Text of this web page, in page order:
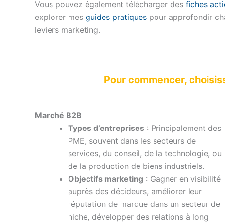
Vous pouvez également télécharger des fiches
explorer mes guides pratiques pour approfondir
leviers marketing.
Pour commencer,
Marché B2B
Types d’entreprises : Principalement des
PME, souvent dans les secteurs de
services, du conseil, de la technologie, ou
de la production de biens industriels.
Objectifs marketing : Gagner en visibilité
auprès des décideurs, améliorer leur
réputation de marque dans un secteur de
niche, développer des relations à long